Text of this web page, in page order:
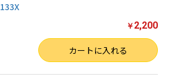
133X
￥ 2,200
カートに入れる